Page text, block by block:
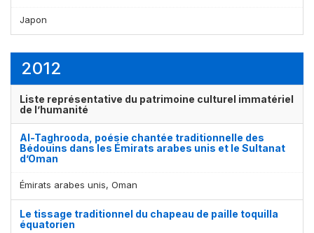
Japon
2012
Liste représentative du patrimoine culturel immatériel
de l’humanité
Al-Taghrooda, poésie chantée traditionnelle des
Bédouins dans les Émirats arabes unis et le Sultanat
d’Oman
Émirats arabes unis, Oman
Le tissage traditionnel du chapeau de paille toquilla
équatorien